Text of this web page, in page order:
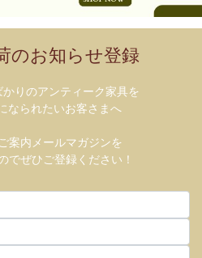
のお知らせ登録
りのアンティーク家具を
なられたいお客さまへ
案内メールマガジンを
でぜひご登録ください！